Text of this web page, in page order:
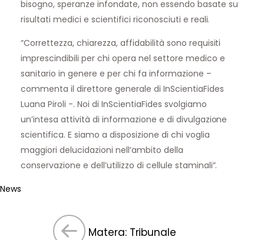
bisogno, speranze infondate, non essendo basate su
risultati medici e scientifici riconosciuti e reali.
“Correttezza, chiarezza, affidabilità sono requisiti
imprescindibili per chi opera nel settore medico e
sanitario in genere e per chi fa informazione –
commenta il direttore generale di InScientiaFides
Luana Piroli -. Noi di InScientiaFides svolgiamo
un’intesa attività di informazione e di divulgazione
scientifica. E siamo a disposizione di chi voglia
maggiori delucidazioni nell’ambito della
conservazione e dell’utilizzo di cellule staminali”.
News
Matera: Tribunale